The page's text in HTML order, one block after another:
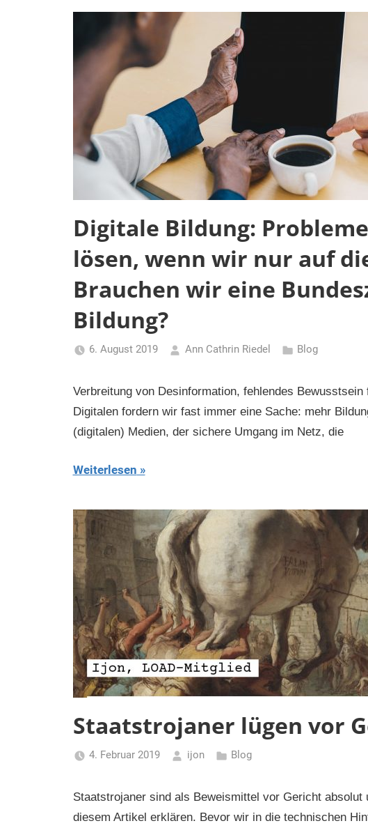
Digitale Bildung:
lösen, wenn wir nur auf
Brauchen wir eine
Bildung?
6. August 2019 Ann Cathrin Riedel Blog
Verbreitung von Desinformation, fehlendes
Digitalen fordern wir fast immer eine Sache: mehr
(digitalen) Medien, der sichere Umgang im Netz, die
Weiterlesen
Staatstrojaner lügen vor
4. Februar 2019 ijon Blog
Staatstrojaner sind als Beweismittel vor Gericht
diesem Artikel erklären. Bevor wir in die technischen